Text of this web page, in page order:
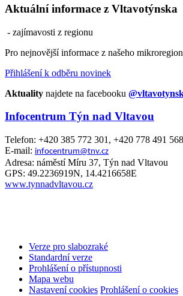
Aktuální informace z Vltavotýnska
- zajímavosti z regionu
Pro nejnovější informace z našeho
Přihlášení k odběru novinek
Aktuality najdete na facebooku
Infocentrum Týn nad Vltavou
Telefon: +420 385 772 301, +420 778 491 568
E-mail: infocentrum@tnv.cz
Adresa: náměstí Míru 37, Týn nad Vltavou
GPS: 49.2236919N, 14.4216658E
www.tynnadvltavou.cz
Verze pro slabozraké
Standardní verze
Prohlášení o přístupnosti
Mapa webu
Nastavení cookies Prohlášení o cookies